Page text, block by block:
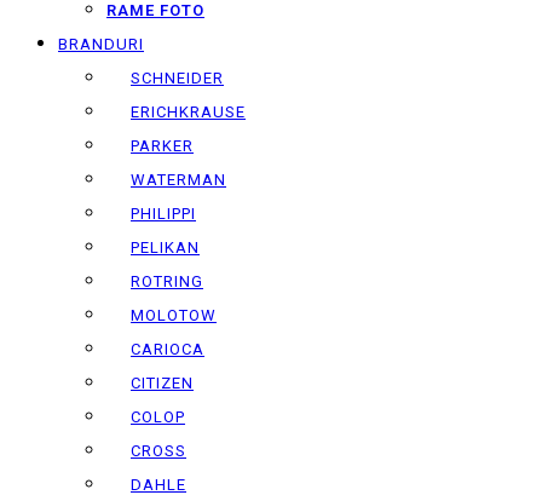
RAME FOTO
BRANDURI
SCHNEIDER
ERICHKRAUSE
PARKER
WATERMAN
PHILIPPI
PELIKAN
ROTRING
MOLOTOW
CARIOCA
CITIZEN
COLOP
CROSS
DAHLE